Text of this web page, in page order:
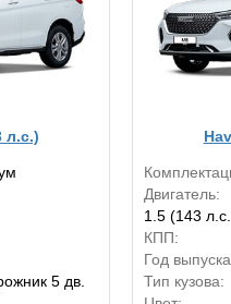
л.с.)
5 дв.
Двигатель:
1.5 (143
КПП:
Год
Тип кузова: